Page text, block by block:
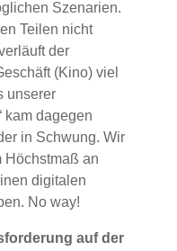
Szenarien.
Teilen nicht
der
(Kino) viel
unserer
kam dagegen
in Schwung. Wir
Höchstmaß an
digitalen
No way!
auf der